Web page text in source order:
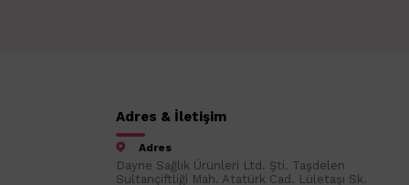
Adres & İletişim
Adres
Dayne Sağlık Ürünleri Ltd. Şti. Taşdelen
Sultançiftliği Mah. Atatürk Cad. Lületaşı Sk.